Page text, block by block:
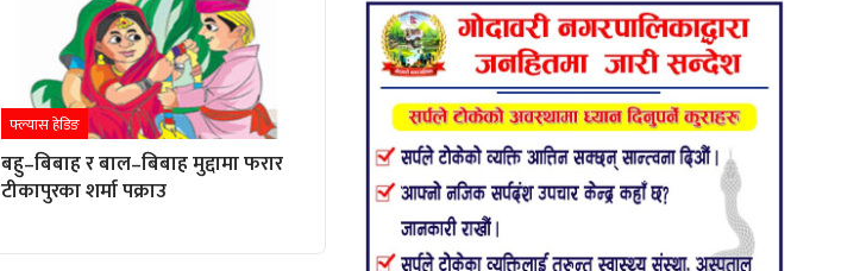
फ्ल्यास हेडिङ
बहु–बिबाह र बाल–बिबाह मुद्दामा फरार
टीकापुरका शर्मा पक्राउ